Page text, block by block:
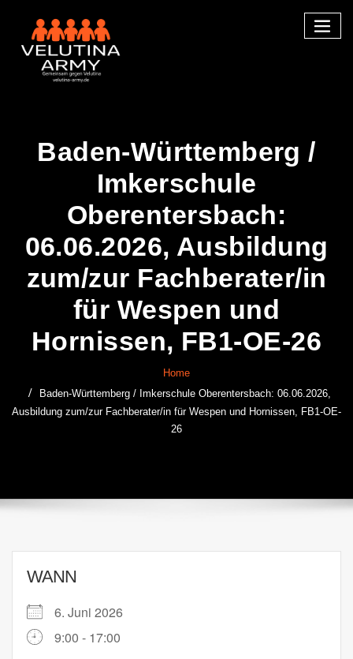
content
Baden-Württemberg /
Imkerschule
Oberentersbach:
06.06.2026, Ausbildung
zum/zur Fachberater/in
für Wespen und
Hornissen, FB1-OE-26
Home
Baden-Württemberg / Imkerschule Oberentersbach: 06.06.2026,
Ausbildung zum/zur Fachberater/in für Wespen und Hornissen, FB1-OE-
26
WANN
6. Juni 2026
9:00 - 17:00